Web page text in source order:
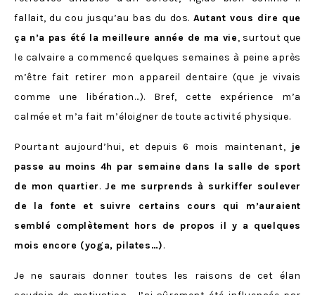
fallait, du cou jusqu’au bas du dos. Autant vous dire que
ça n’a pas été la meilleure année de ma vie, surtout que
le calvaire a commencé quelques semaines à peine après
m’être fait retirer mon appareil dentaire (que je vivais
comme une libération…). Bref, cette expérience m’a
calmée et m’a fait m’éloigner de toute activité physique.
Pourtant aujourd’hui, et depuis 6 mois maintenant, je
passe au moins 4h par semaine dans la salle de sport
de mon quartier. Je me surprends à surkiffer soulever
de la fonte et suivre certains cours qui m’auraient
semblé complètement hors de propos il y a quelques
mois encore (yoga, pilates…).
Je ne saurais donner toutes les raisons de cet élan